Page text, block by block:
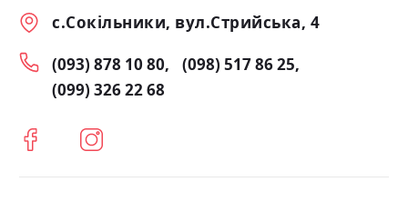
с.Сокільники, вул.Стрийська, 4
(093) 878 10 80
(098) 517 86 25
(099) 326 22 68